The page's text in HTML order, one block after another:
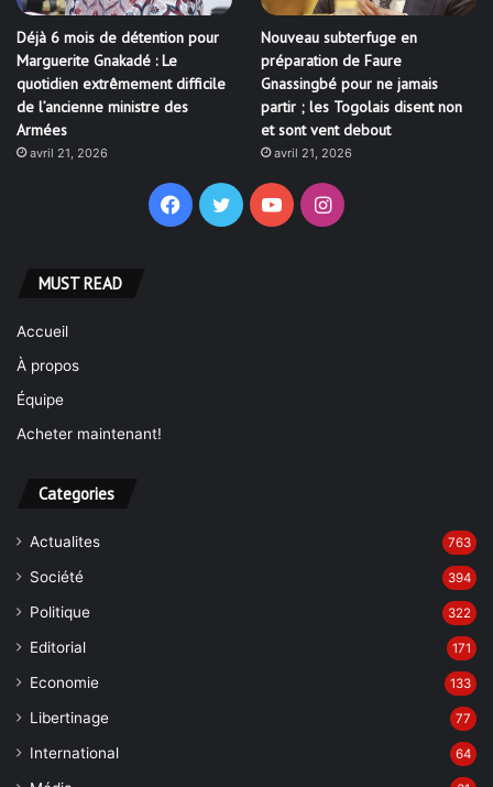
Déjà 6 mois de détention pour
Marguerite Gnakadé : Le
quotidien extrêmement difficile
de l’ancienne ministre des
Armées
avril 21, 2026
Nouveau subterfuge en
préparation de Faure
Gnassingbé pour ne jamais
partir ; les Togolais disent non
et sont vent debout
avril 21, 2026
Facebook
TwitterYouTubeInstagram
MUST READ
Accueil
À propos
Équipe
Acheter maintenant!
Categories
Actualites 763
Société 394
Politique 322
Editorial 171
Economie 133
Libertinage 77
International 64